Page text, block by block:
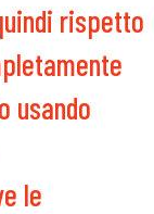
rispetto
usando
le